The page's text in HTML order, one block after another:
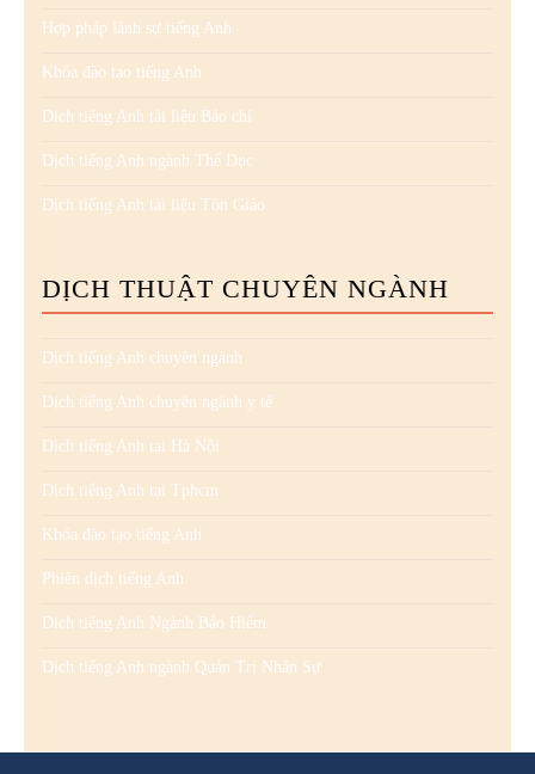
Hợp pháp lãnh sự tiếng Anh
Khóa đào tạo tiếng Anh
Dịch tiếng Anh tài liệu Báo chí
Dịch tiếng Anh ngành Thể Dục
Dịch tiếng Anh tài liệu Tôn Giáo
DỊCH THUẬT CHUYÊN NGÀNH
Dịch tiếng Anh chuyên ngành
Dịch tiếng Anh chuyên ngành y tế
Dịch tiếng Anh tại Hà Nội
Dịch tiếng Anh tại Tphcm
Khóa đào tạo tiếng Anh
Phiên dịch tiếng Anh
Dịch tiếng Anh Ngành Bảo Hiểm
Dịch tiếng Anh ngành Quản Trị Nhân Sự